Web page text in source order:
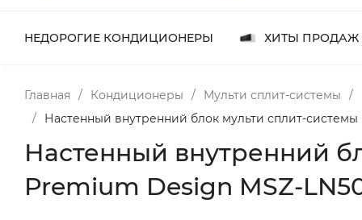
НЕДОРОГИЕ КОНДИЦИОНЕРЫ ХИТЫ ПРОДАЖ
Главная / Кондиционеры / Мульти сплит-системы /
/
Настенный внутренний блок мульти сплит-
Настенный внутренний
Premium Design MSZ-